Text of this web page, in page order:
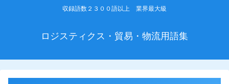
収録語数２３００語以上 業界最大級
ロジスティクス・貿易・物流用語集